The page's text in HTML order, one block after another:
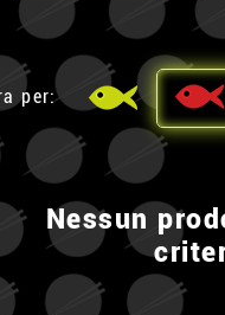
per:
Nessun